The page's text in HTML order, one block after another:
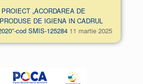
„ACORDAREA DE
DE IGIENA IN CADRUL
cod SMIS-125284 11 martie 2025